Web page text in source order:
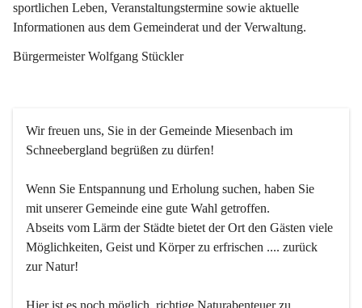
sportlichen Leben, Veranstaltungstermine sowie aktuelle
Informationen aus dem Gemeinderat und der Verwaltung.
Bürgermeister Wolfgang Stückler
Wir freuen uns, Sie in der Gemeinde Miesenbach im
Schneebergland begrüßen zu dürfen!
Wenn Sie Entspannung und Erholung suchen, haben Sie
mit unserer Gemeinde eine gute Wahl getroffen.
Abseits vom Lärm der Städte bietet der Ort den Gästen viele
Möglichkeiten, Geist und Körper zu erfrischen .... zurück
zur Natur!
Hier ist es noch möglich, richtige Naturabenteuer zu